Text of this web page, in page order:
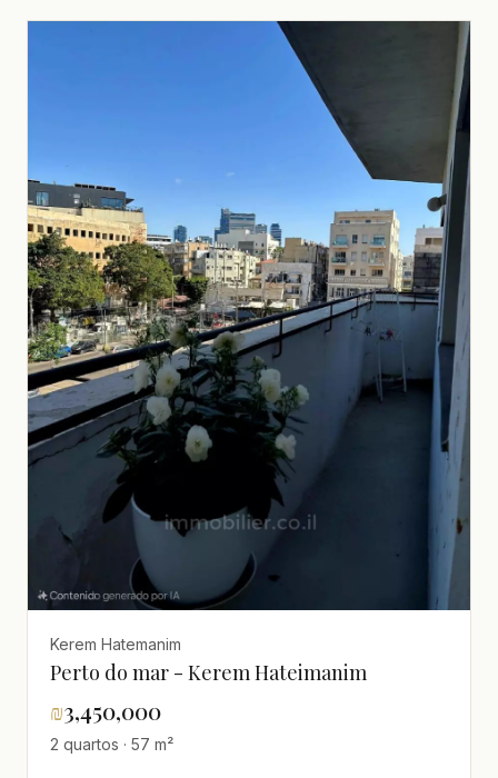
Kerem Hatemanim
Perto do mar - Kerem Hateimanim
₪3,450,000
2 quartos · 57 m²